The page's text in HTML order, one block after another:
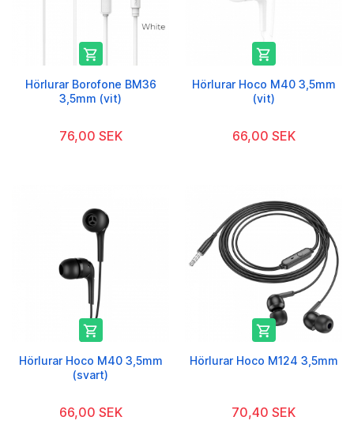

Hörlurar Borofone BM36
3,5mm (vit)
76,00 SEK

Hörlurar Hoco M40 3,5mm
(vit)
66,00 SEK

Hörlurar Hoco M40 3,5mm
(svart)
66,00 SEK

Hörlurar Hoco M124 3,5mm
70,40 SEK